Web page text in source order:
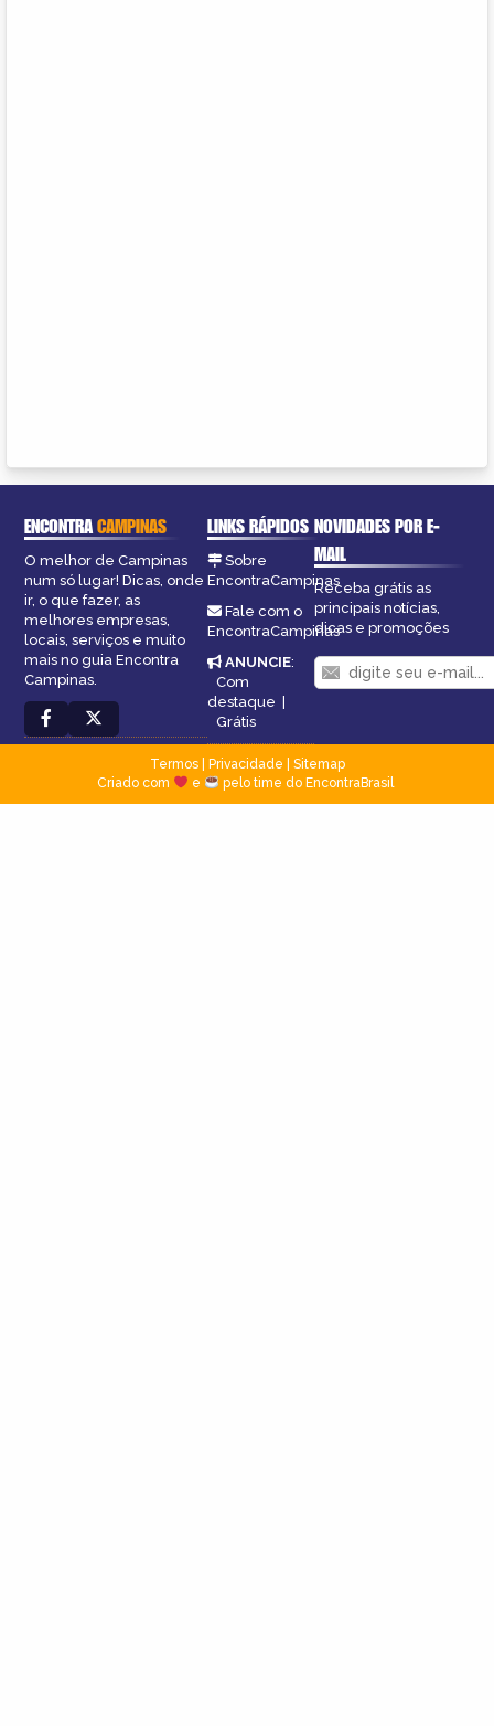
ENCONTRACAMPINAS
O melhor de Campinas
num só lugar! Dicas, onde
ir, o que fazer, as
melhores empresas,
locais, serviços e muito
mais no guia Encontra
Campinas.
LINKS RÁPIDOS
Sobre
EncontraCampinas
Fale com o
EncontraCampinas
ANUNCIE:
Com
destaque |
Grátis
NOVIDADES POR E-
MAIL
Receba grátis as
principais notícias,
dicas e promoções
Termos| Privacidade
Sitemap
Criado com
e pelo time do EncontraBrasil